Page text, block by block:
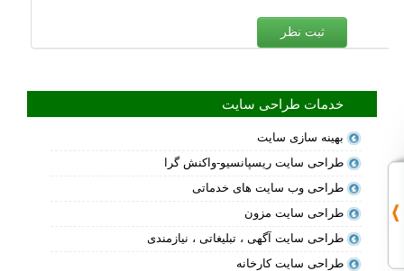
خدمات طراحی سایت
بهینه سازی سایت
طراحی سایت ریسپانسیو-واکنش گرا
طراحی وب سایت های خدماتی
طراحی سایت مزون
طراحی سایت آگهی ، تبلیغاتی ، نیازمندی
طراحی سایت کارخانه